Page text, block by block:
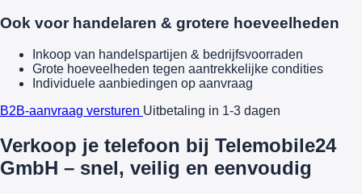
Ook voor handelaren & grotere hoeveelheden
Inkoop van handelspartijen & bedrijfsvoorraden
Grote hoeveelheden tegen aantrekkelijke condities
Individuele aanbiedingen op aanvraag
B2B-aanvraag versturen Uitbetaling in 1-3 dagen
Verkoop je telefoon bij Telemobile24
GmbH – snel, veilig en eenvoudig